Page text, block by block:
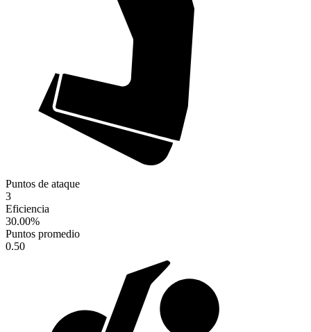
Puntos de ataque
3
Eficiencia
30.00%
Puntos promedio
0.50